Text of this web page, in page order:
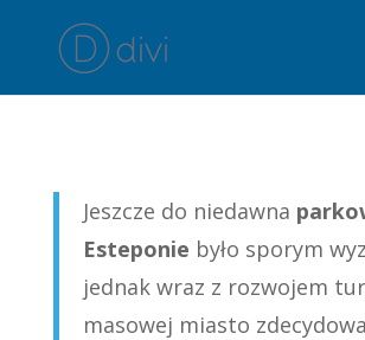
Jeszcze do niedawna
Esteponie było sporym
jednak wraz z rozwojem
masowej miasto